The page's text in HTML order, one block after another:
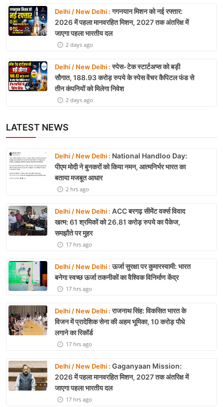
Delhi / New Delhi :गगनयान मिशन को नई रफ्तार:
2026 में पहला मानवरहित मिशन, 2027 तक अंतरिक्ष में
जाएगा पहला भारतीय दल
2 days ago
Delhi / New Delhi :स्पेस-टेक स्टार्टअप्स को बड़ी
सौगात, 188.93 करोड़ रुपये के स्पेस वेंचर कैपिटल फंड से
तीन कंपनियों को मिलेगा निवेश
2 days ago
LATEST NEWS
Delhi / New Delhi : National Handloo Day:
पीएम मोदी ने बुनकरों को किया नमन, आत्मनिर्भर भारत का
बताया मजबूत आधार
2 hrs ago
Delhi / New Delhi : ACC बरगढ़ सीमेंट वर्क्स विवाद
खत्म: 61 श्रमिकों को 26.81 करोड़ रुपये का पैकेज,
समझौते पर मुहर
17 hrs ago
Delhi / New Delhi :ऊर्जा सुरक्षा पर कुमारस्वामी: भारत
बनेगा स्वच्छ ऊर्जा तकनीकों का वैश्विक विनिर्माण केंद्र
17 hrs ago
Delhi / New Delhi :राजनाथ सिंह: विकसित भारत के
विजन में प्रादेशिक सेना की अहम भूमिका, 10 करोड़ पौधे
लगाने का रिकॉर्ड
17 hrs ago
Delhi / New Delhi : Gaganyaan Mission:
2026 में पहला मानवरहित मिशन, 2027 तक अंतरिक्ष में
जाएगा पहला भारतीय दल
17 hrs ago